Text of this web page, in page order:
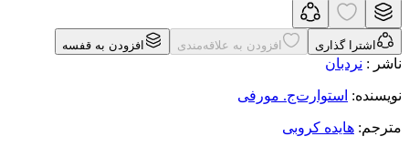
اشترا گذاری افزودن به علاقه‌مندی افزودن به قفسه
ناشر : نردبان
نویسنده: استوارت‌ج. مورفی
مترجم: هایده کروبی